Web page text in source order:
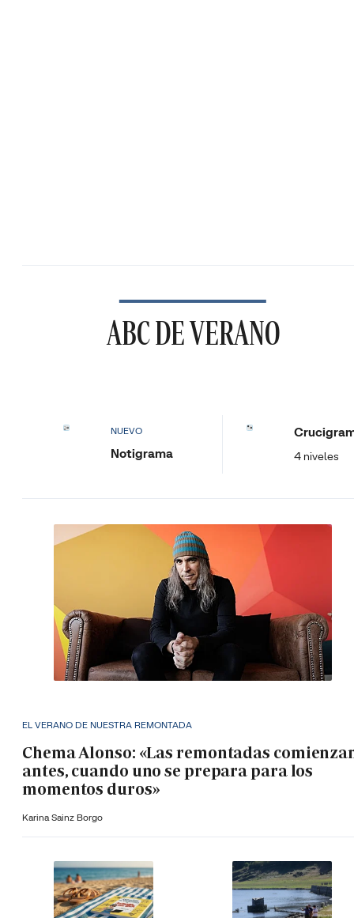
ABC DE VERANO
NUEVO
Notigrama 4 niveles
EL VERANO DE NUESTRA REMONTADA
Chema Alonso: «Las remontadas
antes, cuando uno se prepara para los
momentos duros»
Karina Sainz Borgo